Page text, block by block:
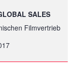
SALES
Filmvertrieb